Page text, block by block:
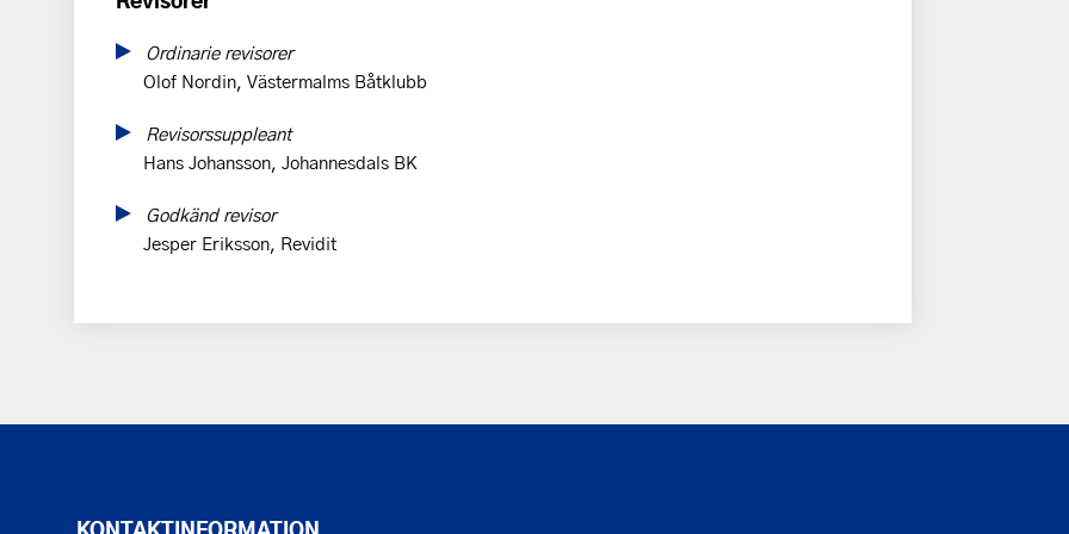
Ordinarie revisorer
Olof Nordin, Västermalms Båtklubb
Revisorssuppleant
Hans Johansson, Johannesdals BK
Godkänd revisor
Jesper Eriksson, Revidit